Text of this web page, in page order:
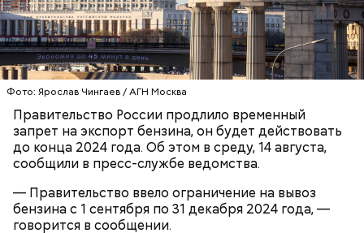
Фото: Ярослав Чингаев / АГН Москва
Правительство России продлило временный
запрет на экспорт бензина, он будет действовать
до конца 2024 года. Об этом в среду, 14 августа,
сообщили в пресс-службе ведомства.
— Правительство ввело ограничение на вывоз
бензина с 1 сентября по 31 декабря 2024 года, —
говорится в сообщении.
Терапевт Кондрахин назвал
продукты и напитки, которые
Ранние плоды, по словам врача, лучше не есть:
Чистит сосуды и защищает от